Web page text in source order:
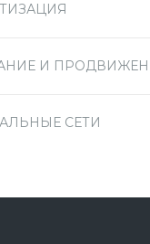
И
СЕТИ